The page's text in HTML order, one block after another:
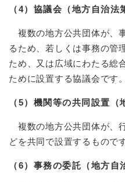
（4）協議会（地方自治法
複数の地方公共団体が、
るため、若しくは事務の管
ため、又は広域にわたる総
ために設置する協議会です。
（5）機関等の共同設置（
複数の地方公共団体が、
どを共同で設置するものです
（6）事務の委託（地方自